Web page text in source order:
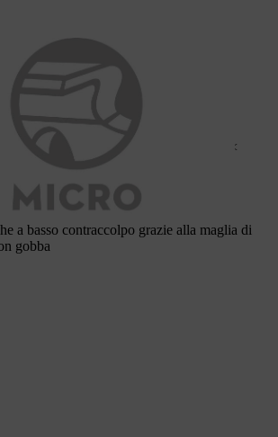
a scalpello
durata
taglio, comportamento di taglio morbido<
e facile da affilare con precisione
a basso contraccolpo grazie alla maglia di
gobba